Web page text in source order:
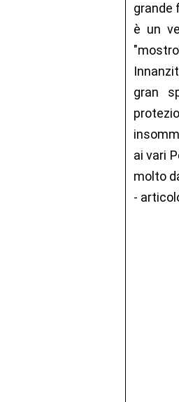
grande
è un
gran
ai vari
molto
-